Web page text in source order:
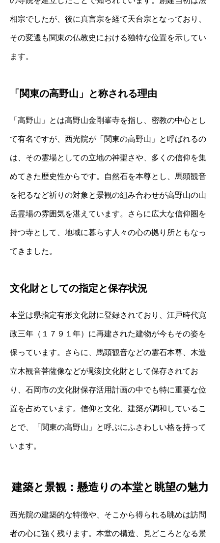
相宗でしたが、後に真言宗を経て天台宗となっており、
その変遷も関東の仏教史における独特な位置を示してい
ます。
「関東の高野山」と称される理由
「高野山」とは高野山金剛峯寺を指し、密教の中心とし
て有名ですが、西光院が「関東の高野山」と呼ばれるの
は、その霊場としての立地の神聖さや、多くの信仰を集
めてきた歴史性からです。自然石を本尊とし、馬頭観音
を祀るなど祈りの対象と景観の組み合わせが高野山の山
岳霊場の雰囲気を湛えています。さらに広大な信仰圏を
持つ寺として、地域に暮らす人々の心の拠り所ともなっ
てきました。
文化財としての指定と保存状況
本堂は県指定有形文化財に登録されており、江戸時代寛
政三年（１７９１年）に再建された建物が今もその姿を
保っています。さらに、馬頭観音などの霊石本尊、木造
立木観音菩薩像などが彫刻文化財として保存されてお
り、石岡市の文化財保存活用計画の中でも特に重要な位
置を占めています。信仰と文化、建築が調和しているこ
とで、「関東の高野山」と呼ぶにふさわしい格を持って
います。
建築と景観：懸造りの本堂と眺望の魅力
西光院の建築的な特徴や、そこから得られる眺めは訪問
者の心に強く残ります。本堂の構造、見どころとなる景